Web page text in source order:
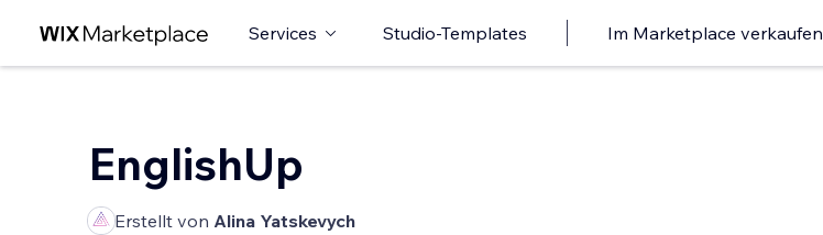
Services Studio-Templates Im Marketplace verkaufen
EnglishUp
Erstellt von Alina Yatskevych